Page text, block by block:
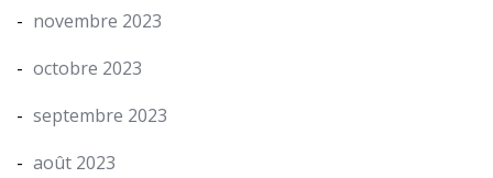
novembre 2023
octobre 2023
septembre 2023
août 2023